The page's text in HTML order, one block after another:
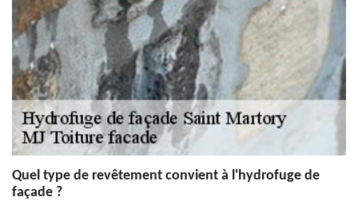
Quel type de revêtement convient à l'hydrofuge de
façade ?